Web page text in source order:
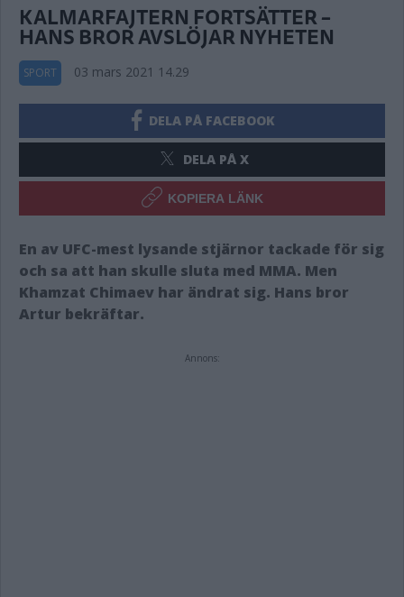
KALMARFAJTERN FORTSÄTTER –
HANS BROR AVSLÖJAR NYHETEN
SPORT 03 mars 2021 14.29
DELA PÅ FACEBOOK
DELA PÅ X
KOPIERA LÄNK
En av UFC-mest lysande stjärnor tackade för sig
och sa att han skulle sluta med MMA. Men
Khamzat Chimaev har ändrat sig. Hans bror
Artur bekräftar.
Annons: